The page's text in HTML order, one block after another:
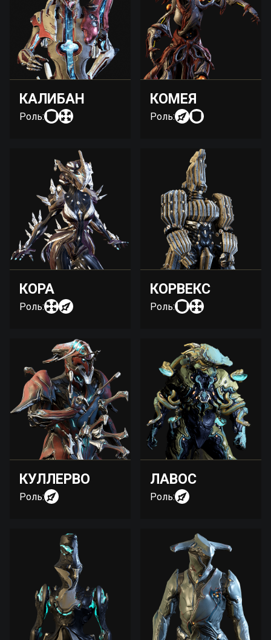
КАЛИБАН
Роль:
КОМЕЯ
Роль:
КОРА
Роль:
КОРВЕКС
Роль:
КУЛЛЕРВО
Роль:
ЛАВОС
Роль: